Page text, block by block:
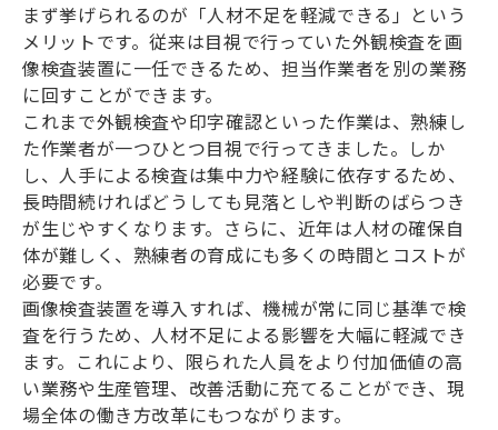
まず挙げられるのが「人材不足を軽減できる」という
メリットです。従来は目視で行っていた外観検査を画
像検査装置に一任できるため、担当作業者を別の業務
に回すことができます。
これまで外観検査や印字確認といった作業は、熟練し
た作業者が一つひとつ目視で行ってきました。しか
し、人手による検査は集中力や経験に依存するため、
長時間続ければどうしても見落としや判断のばらつき
が生じやすくなります。さらに、近年は人材の確保自
体が難しく、熟練者の育成にも多くの時間とコストが
必要です。
画像検査装置を導入すれば、機械が常に同じ基準で検
査を行うため、人材不足による影響を大幅に軽減でき
ます。これにより、限られた人員をより付加価値の高
い業務や生産管理、改善活動に充てることができ、現
場全体の働き方改革にもつながります。